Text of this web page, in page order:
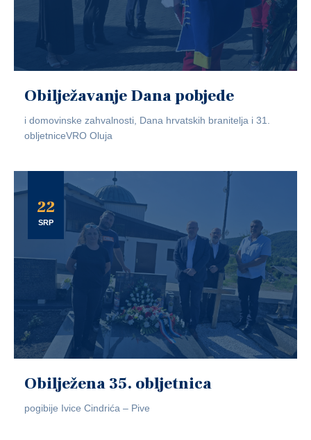
Obilježavanje Dana pobjede
i domovinske zahvalnosti, Dana hrvatskih branitelja i 31.
obljetniceVRO Oluja
22
SRP
Obilježena 35. obljetnica
pogibije Ivice Cindrića – Pive